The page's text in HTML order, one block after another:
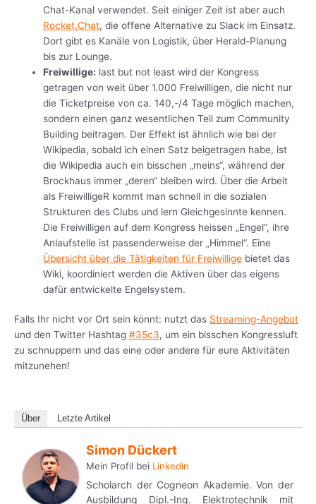
Chat-Kanal verwendet. Seit einiger Zeit ist aber auch
Rocket.Chat, die offene Alternative zu Slack im Einsatz.
Dort gibt es Kanäle von Logistik, über Herald-Planung
bis zur Lounge.
Freiwillige: last but not least wird der Kongress
getragen von weit über 1.000 Freiwilligen, die nicht nur
die Ticketpreise von ca. 140,-/4 Tage möglich machen,
sondern einen ganz wesentlichen Teil zum Community
Building beitragen. Der Effekt ist ähnlich wie bei der
Wikipedia, sobald ich einen Satz beigetragen habe, ist
die Wikipedia auch ein bisschen „meins“, während der
Brockhaus immer „deren“ bleiben wird. Über die Arbeit
als FreiwilligeR kommt man schnell in die sozialen
Strukturen des Clubs und lern Gleichgesinnte kennen.
Die Freiwilligen auf dem Kongress heissen „Engel“, ihre
Anlaufstelle ist passenderweise der „Himmel“. Eine
Übersicht über die Tätigkeiten für Freiwillige bietet das
Wiki, koordiniert werden die Aktiven über das eigens
dafür entwickelte Engelsystem.
Falls Ihr nicht vor Ort sein könnt: nutzt das Streaming-Angebot
und den Twitter Hashtag #35c3, um ein bisschen Kongressluft
zu schnuppern und das eine oder andere für eure Aktivitäten
mitzunehen!
Über Letzte Artikel
Simon Dückert
Mein Profil bei Linkedin
Scholarch der Cogneon Akademie. Von der
Ausbildung Dipl.-Ing. Elektrotechnik mit